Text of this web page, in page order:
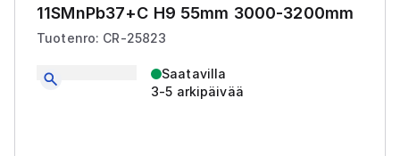
11SMnPb37+C H9 55mm 3000-3200mm
Tuotenro: CR-25823
Saatavilla
3-5 arkipäivää